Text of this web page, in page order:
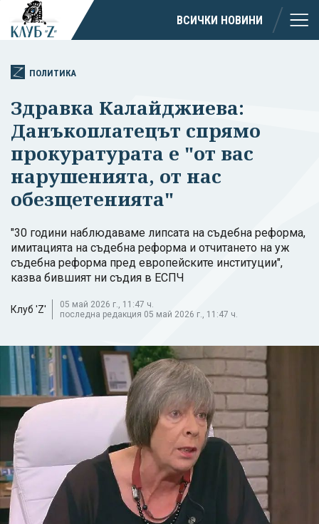
ВСИЧКИ НОВИНИ
ПОЛИТИКА
Здравка Калайджиева:
Данъкоплатецът спрямо
прокуратурата е "от вас
нарушенията, от нас
обезщетенията"
"30 години наблюдаваме липсата на съдебна реформа,
имитацията на съдебна реформа и отчитането на уж
съдебна реформа пред европейските институции",
казва бившият ни съдия в ЕСПЧ
Клуб 'Z'
05 май 2026 г., 11:47 ч.
последна редакция 05 май 2026 г., 11:47 ч.